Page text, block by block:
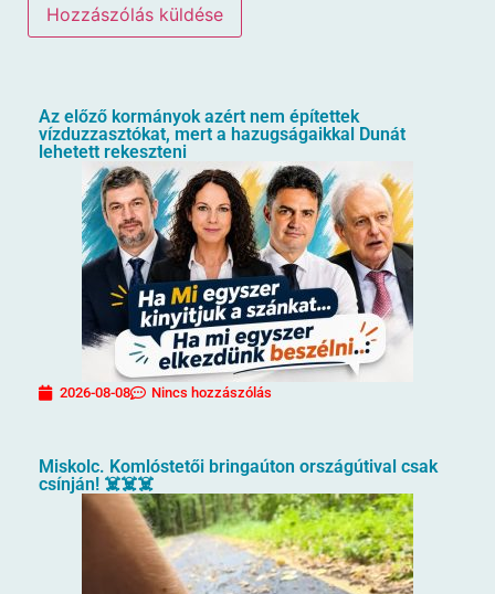
Az előző kormányok azért nem építettek
vízduzzasztókat, mert a hazugságaikkal Dunát
lehetett rekeszteni
2026-08-08 Nincs hozzászólás
Miskolc. Komlóstetői bringaúton országútival csak
csínján! ☠️☠️☠️